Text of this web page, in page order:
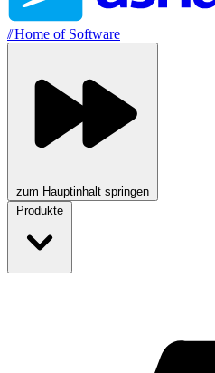
//Home of Software
zum Hauptinhalt springen
Produkte